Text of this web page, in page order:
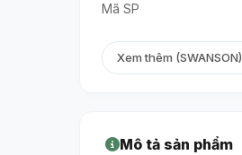
Mã SP
Xem thêm (SWANSON)
Mô tả sản phẩm